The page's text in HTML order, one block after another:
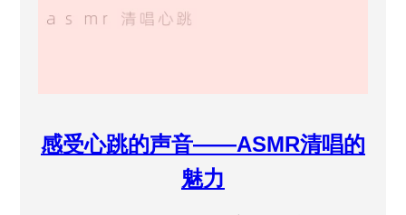
感受心跳的声音——ASMR清唱的
魅力